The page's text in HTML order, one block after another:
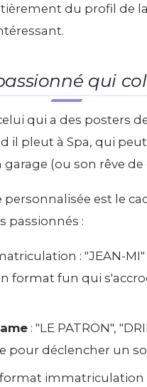
du profil de
qui
qui a des posters
il pleut à Spa, qui
(ou son rêve
est le
passionnés :
: "JEAN-MI"
format fun qui
: "LE PATRON",
pour déclencher un
immatriculation :